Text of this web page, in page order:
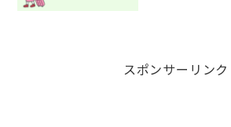
スポンサーリンク